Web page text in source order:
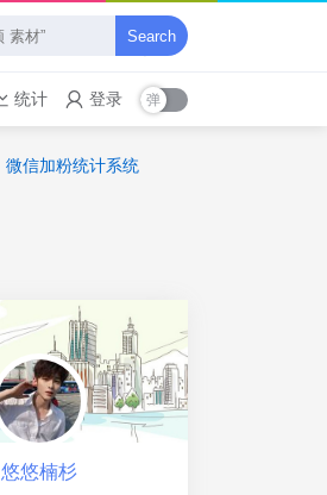
Search
统计 登录
微信加粉统计系统
悠悠楠杉